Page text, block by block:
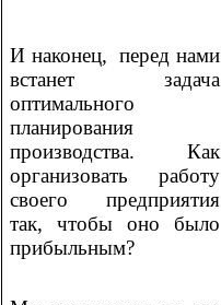
И наконец, перед нами
встанет задача
оптимального
планирования
производства. Как
организовать работу
своего предприятия
так, чтобы оно было
прибыльным?